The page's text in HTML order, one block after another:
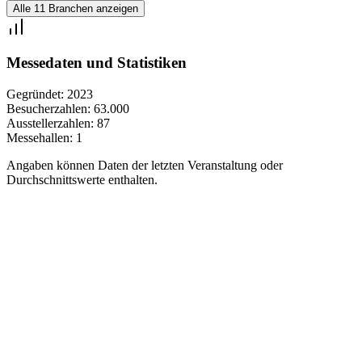
Alle 11 Branchen anzeigen
Messedaten und Statistiken
Gegründet: 2023
Besucherzahlen: 63.000
Ausstellerzahlen: 87
Messehallen: 1
Angaben können Daten der letzten Veranstaltung oder
Durchschnittswerte enthalten.